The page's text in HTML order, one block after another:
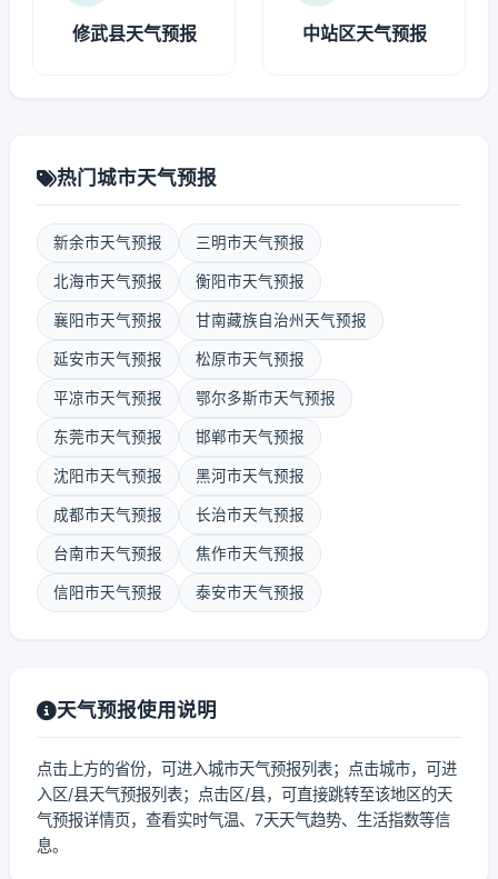
修武县天气预报 中站区天气预报
热门城市天气预报
新余市天气预报 三明市天气预报
北海市天气预报 衡阳市天气预报
襄阳市天气预报 甘南藏族自治州天气预报
延安市天气预报 松原市天气预报
平凉市天气预报 鄂尔多斯市天气预报
东莞市天气预报 邯郸市天气预报
沈阳市天气预报 黑河市天气预报
成都市天气预报 长治市天气预报
台南市天气预报 焦作市天气预报
信阳市天气预报 泰安市天气预报
天气预报使用说明
点击上方的省份，可进入城市天气预报列表；点击城市，可进
入区/县天气预报列表；点击区/县，可直接跳转至该地区的天
气预报详情页，查看实时气温、7天天气趋势、生活指数等信
息。